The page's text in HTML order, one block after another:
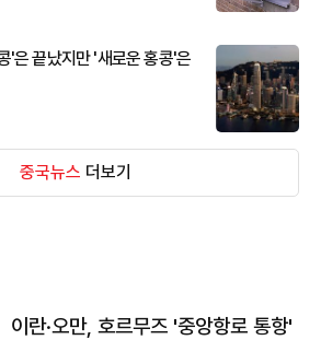
'은 끝났지만 '새로운 홍콩'은
중국뉴스 더보기
이란·오만, 호르무즈 '중앙항로 통항'